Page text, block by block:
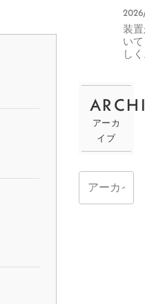
で
き
ス
な
ス
装
い
し
の
アーカ
イブ